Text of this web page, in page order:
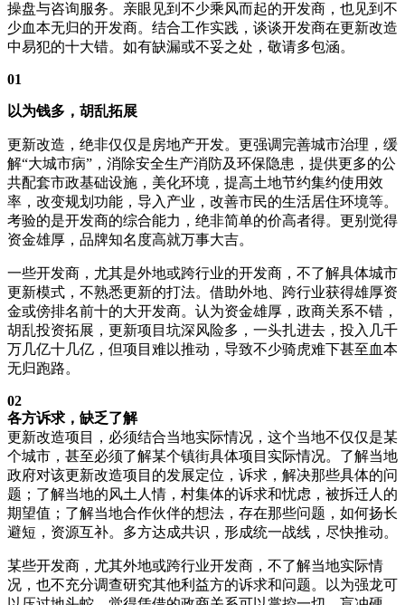
操盘与咨询服务。亲眼见到不少乘风而起的开发商，也见到不
少血本无归的开发商。结合工作实践，谈谈开发商在更新改造
中易犯的十大错。如有缺漏或不妥之处，敬请多包涵。
01
以为钱多，胡乱拓展
更新改造，绝非仅仅是房地产开发。更强调完善城市治理，缓
解“大城市病”，消除安全生产消防及环保隐患，提供更多的公
共配套市政基础设施，美化环境，提高土地节约集约使用效
率，改变规划功能，导入产业，改善市民的生活居住环境等。
考验的是开发商的综合能力，绝非简单的价高者得。更别觉得
资金雄厚，品牌知名度高就万事大吉。
一些开发商，尤其是外地或跨行业的开发商，不了解具体城市
更新模式，不熟悉更新的打法。借助外地、跨行业获得雄厚资
金或傍排名前十的大开发商。认为资金雄厚，政商关系不错，
胡乱投资拓展，更新项目坑深风险多，一头扎进去，投入几千
万几亿十几亿，但项目难以推动，导致不少骑虎难下甚至血本
无归跑路。
02
各方诉求，缺乏了解
更新改造项目，必须结合当地实际情况，这个当地不仅仅是某
个城市，甚至必须了解某个镇街具体项目实际情况。了解当地
政府对该更新改造项目的发展定位，诉求，解决那些具体的问
题；了解当地的风土人情，村集体的诉求和忧虑，被拆迁人的
期望值；了解当地合作伙伴的想法，存在那些问题，如何扬长
避短，资源互补。多方达成共识，形成统一战线，尽快推动。
某些开发商，尤其外地或跨行业开发商，不了解当地实际情
况，也不充分调查研究其他利益方的诉求和问题。以为强龙可